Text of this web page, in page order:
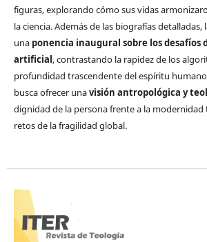
figuras, explorando cómo sus vidas
la ciencia. Además de las biografías detalladas,
una ponencia inaugural sobre los desafíos
artificial, contrastando la rapidez de los
profundidad trascendente del espíritu
busca ofrecer unavisión antropológica y
dignidad de la persona frente a la modernidad
retos de la fragilidad global.